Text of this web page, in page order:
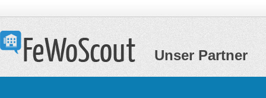
Unser Partner